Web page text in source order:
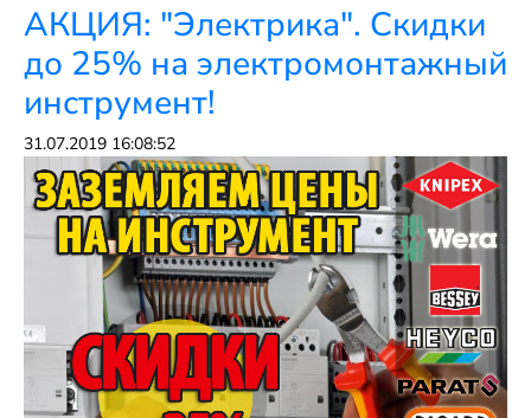
АКЦИЯ: "Электрика". Скидки
до 25% на электромонтажный
инструмент!
31.07.2019 16:08:52